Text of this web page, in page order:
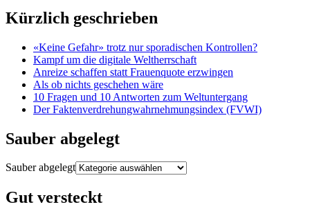
Kürzlich geschrieben
«Keine Gefahr» trotz nur sporadischen Kontrollen?
Kampf um die digitale Weltherrschaft
Anreize schaffen statt Frauenquote erzwingen
Als ob nichts geschehen wäre
10 Fragen und 10 Antworten zum Weltuntergang
Der Faktenverdrehungwahrnehmungsindex (FVWI)
Sauber abgelegt
Sauber abgelegt
Gut versteckt